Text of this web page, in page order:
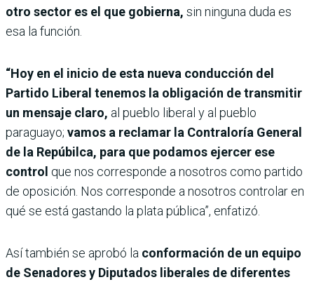
otro sector es el que gobierna, sin ninguna duda es
esa la función.
“Hoy en el inicio de esta nueva conducción del
Partido Liberal tenemos la obligación de transmitir
un mensaje claro, al pueblo liberal y al pueblo
paraguayo; vamos a reclamar la Contraloría General
de la Repúbilca, para que podamos ejercer ese
control que nos corresponde a nosotros como partido
de oposición. Nos corresponde a nosotros controlar en
qué se está gastando la plata pública”, enfatizó.
Así también se aprobó la conformación de un equipo
de Senadores y Diputados liberales de diferentes